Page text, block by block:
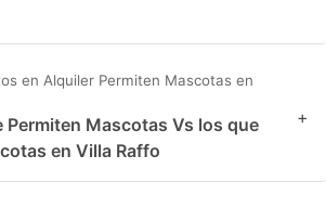
en Alquiler Permiten Mascotas en
Mascotas Vs los que
en Villa Raffo
+